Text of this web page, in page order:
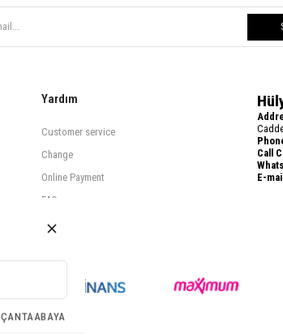
Yardım
Customer service
Change
Online Payment
FAQ
Call
E-
ÇANTAABAYA